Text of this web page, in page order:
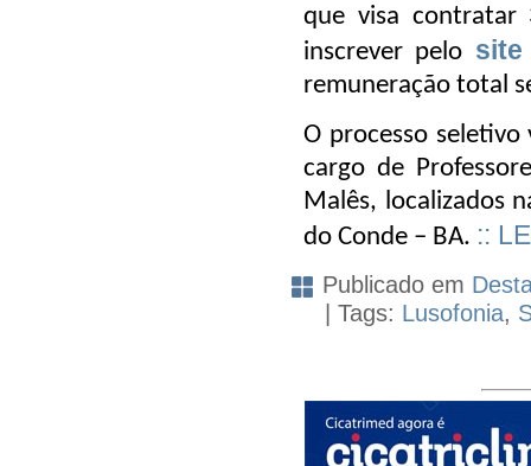
que visa contratar
inscrever pelo site
remuneração total
O processo
cargo de
Malês, localizados
do Conde – BA. ::
Publicado em
| Tags: Lusofonia,